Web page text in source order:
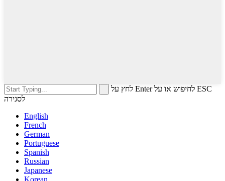
לחץ על Enter לחיפוש או על ESC
לסגירה
English
French
German
Portuguese
Spanish
Russian
Japanese
Korean